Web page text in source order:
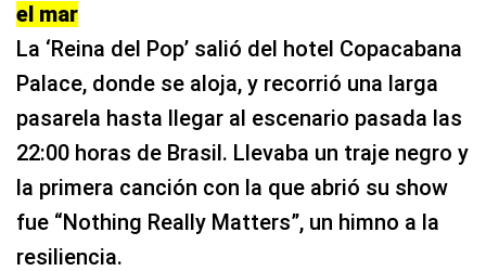
el mar
La ‘Reina del Pop’ salió del hotel Copacabana
Palace, donde se aloja, y recorrió una larga
pasarela hasta llegar al escenario pasada las
22:00 horas de Brasil. Llevaba un traje negro y
la primera canción con la que abrió su show
fue “Nothing Really Matters”, un himno a la
resiliencia.